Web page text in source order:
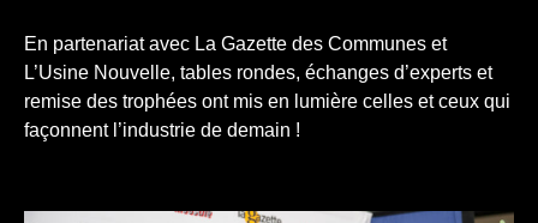
En partenariat avec La Gazette des Communes et
L’Usine Nouvelle, tables rondes, échanges d’experts et
remise des trophées ont mis en lumière celles et ceux qui
façonnent l’industrie de demain !